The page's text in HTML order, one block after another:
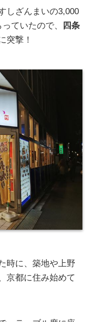
しざんまいの3,000
ていたので、
四条
突撃！
時に、築地や上野
京都に住み始めて